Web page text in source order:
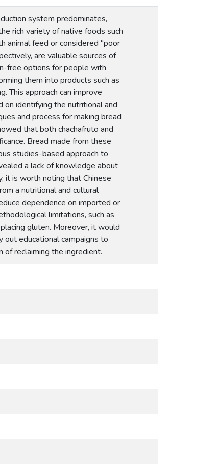
system predominates,
rich variety of native foods such
animal feed or considered "poor
are valuable sources of
free options for people with
them into products such as
This approach can improve
on identifying the nutritional and
and process for making bread
that both chachafruto and
Bread made from these
studies-based approach to
a lack of knowledge about
it is worth noting that Chinese
a nutritional and cultural
dependence on imported or
limitations, such as
gluten. Moreover, it would
educational campaigns to
of reclaiming the ingredient.